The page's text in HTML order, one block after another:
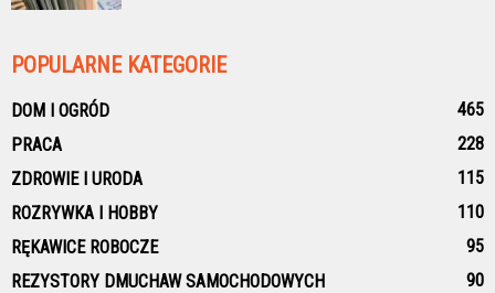
POPULARNE KATEGORIE
DOM I OGRÓD
465
PRACA
228
ZDROWIE I URODA
115
ROZRYWKA I HOBBY
110
RĘKAWICE ROBOCZE
95
REZYSTORY DMUCHAW SAMOCHODOWYCH
90